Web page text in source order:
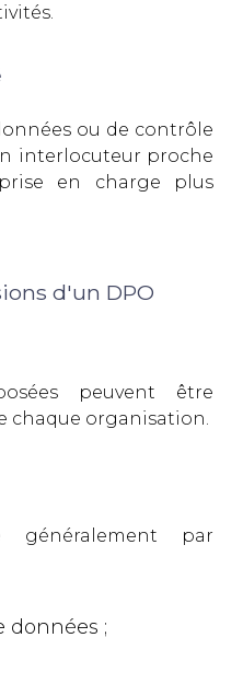
ou de contrôle
interlocuteur proche
en charge plus
d'un DPO
peuvent être
chaque organisation.
généralement par
données ;